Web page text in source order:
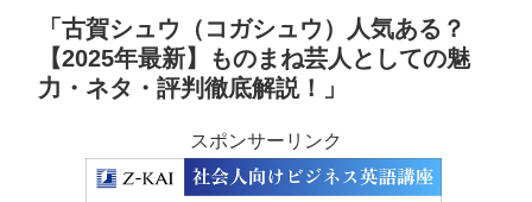
「古賀シュウ（コガシュウ）人気ある？
【2025年最新】ものまね芸人としての魅
力・ネタ・評判徹底解説！」
スポンサーリンク